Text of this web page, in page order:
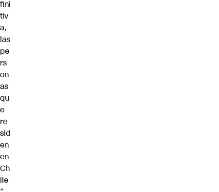
fini
tiv
a,
las
pe
rs
on
as
qu
e
re
sid
en
en
Ch
ile